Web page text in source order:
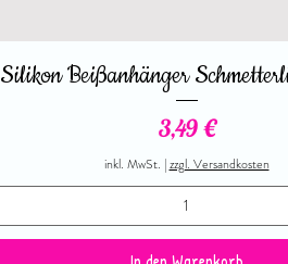
Silikon Beißanhänger
Preis
3,49 €
inkl. MwSt. |zzgl. Versandkosten